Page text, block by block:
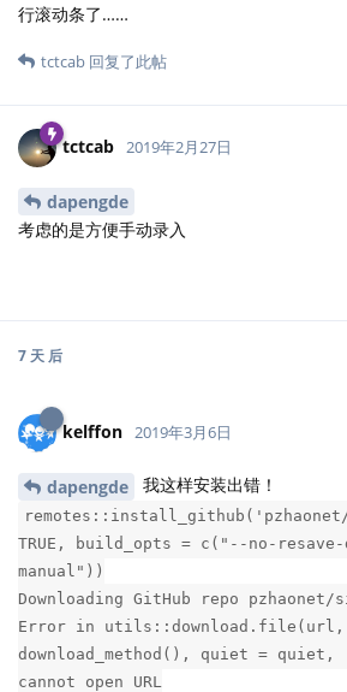
行滚动条了……
tctcab 回复了此帖
tctcab 2019年2月27日
dapengde
考虑的是方便手动录入
7 天 后
kelffon 2019年3月6日
dapengde 我这样安装出错！
TRUE, build_opts = c("--no-
manual"))
Downloading GitHub repo pzhaonet/
Error in utils::download.file(url,
download_method(), quiet = quiet,
cannot open URL